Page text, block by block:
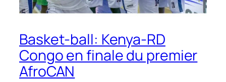
Basket-ball: Kenya-RD
Congo en finale du premier
AfroCAN